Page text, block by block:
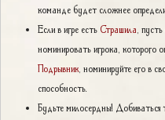
команде будет сложнее
Если в игре есть Страшила ,
номинировать игрока, которого
Подрывник , номинируйте его в
способность.
Будьте милосердны! Добиваться